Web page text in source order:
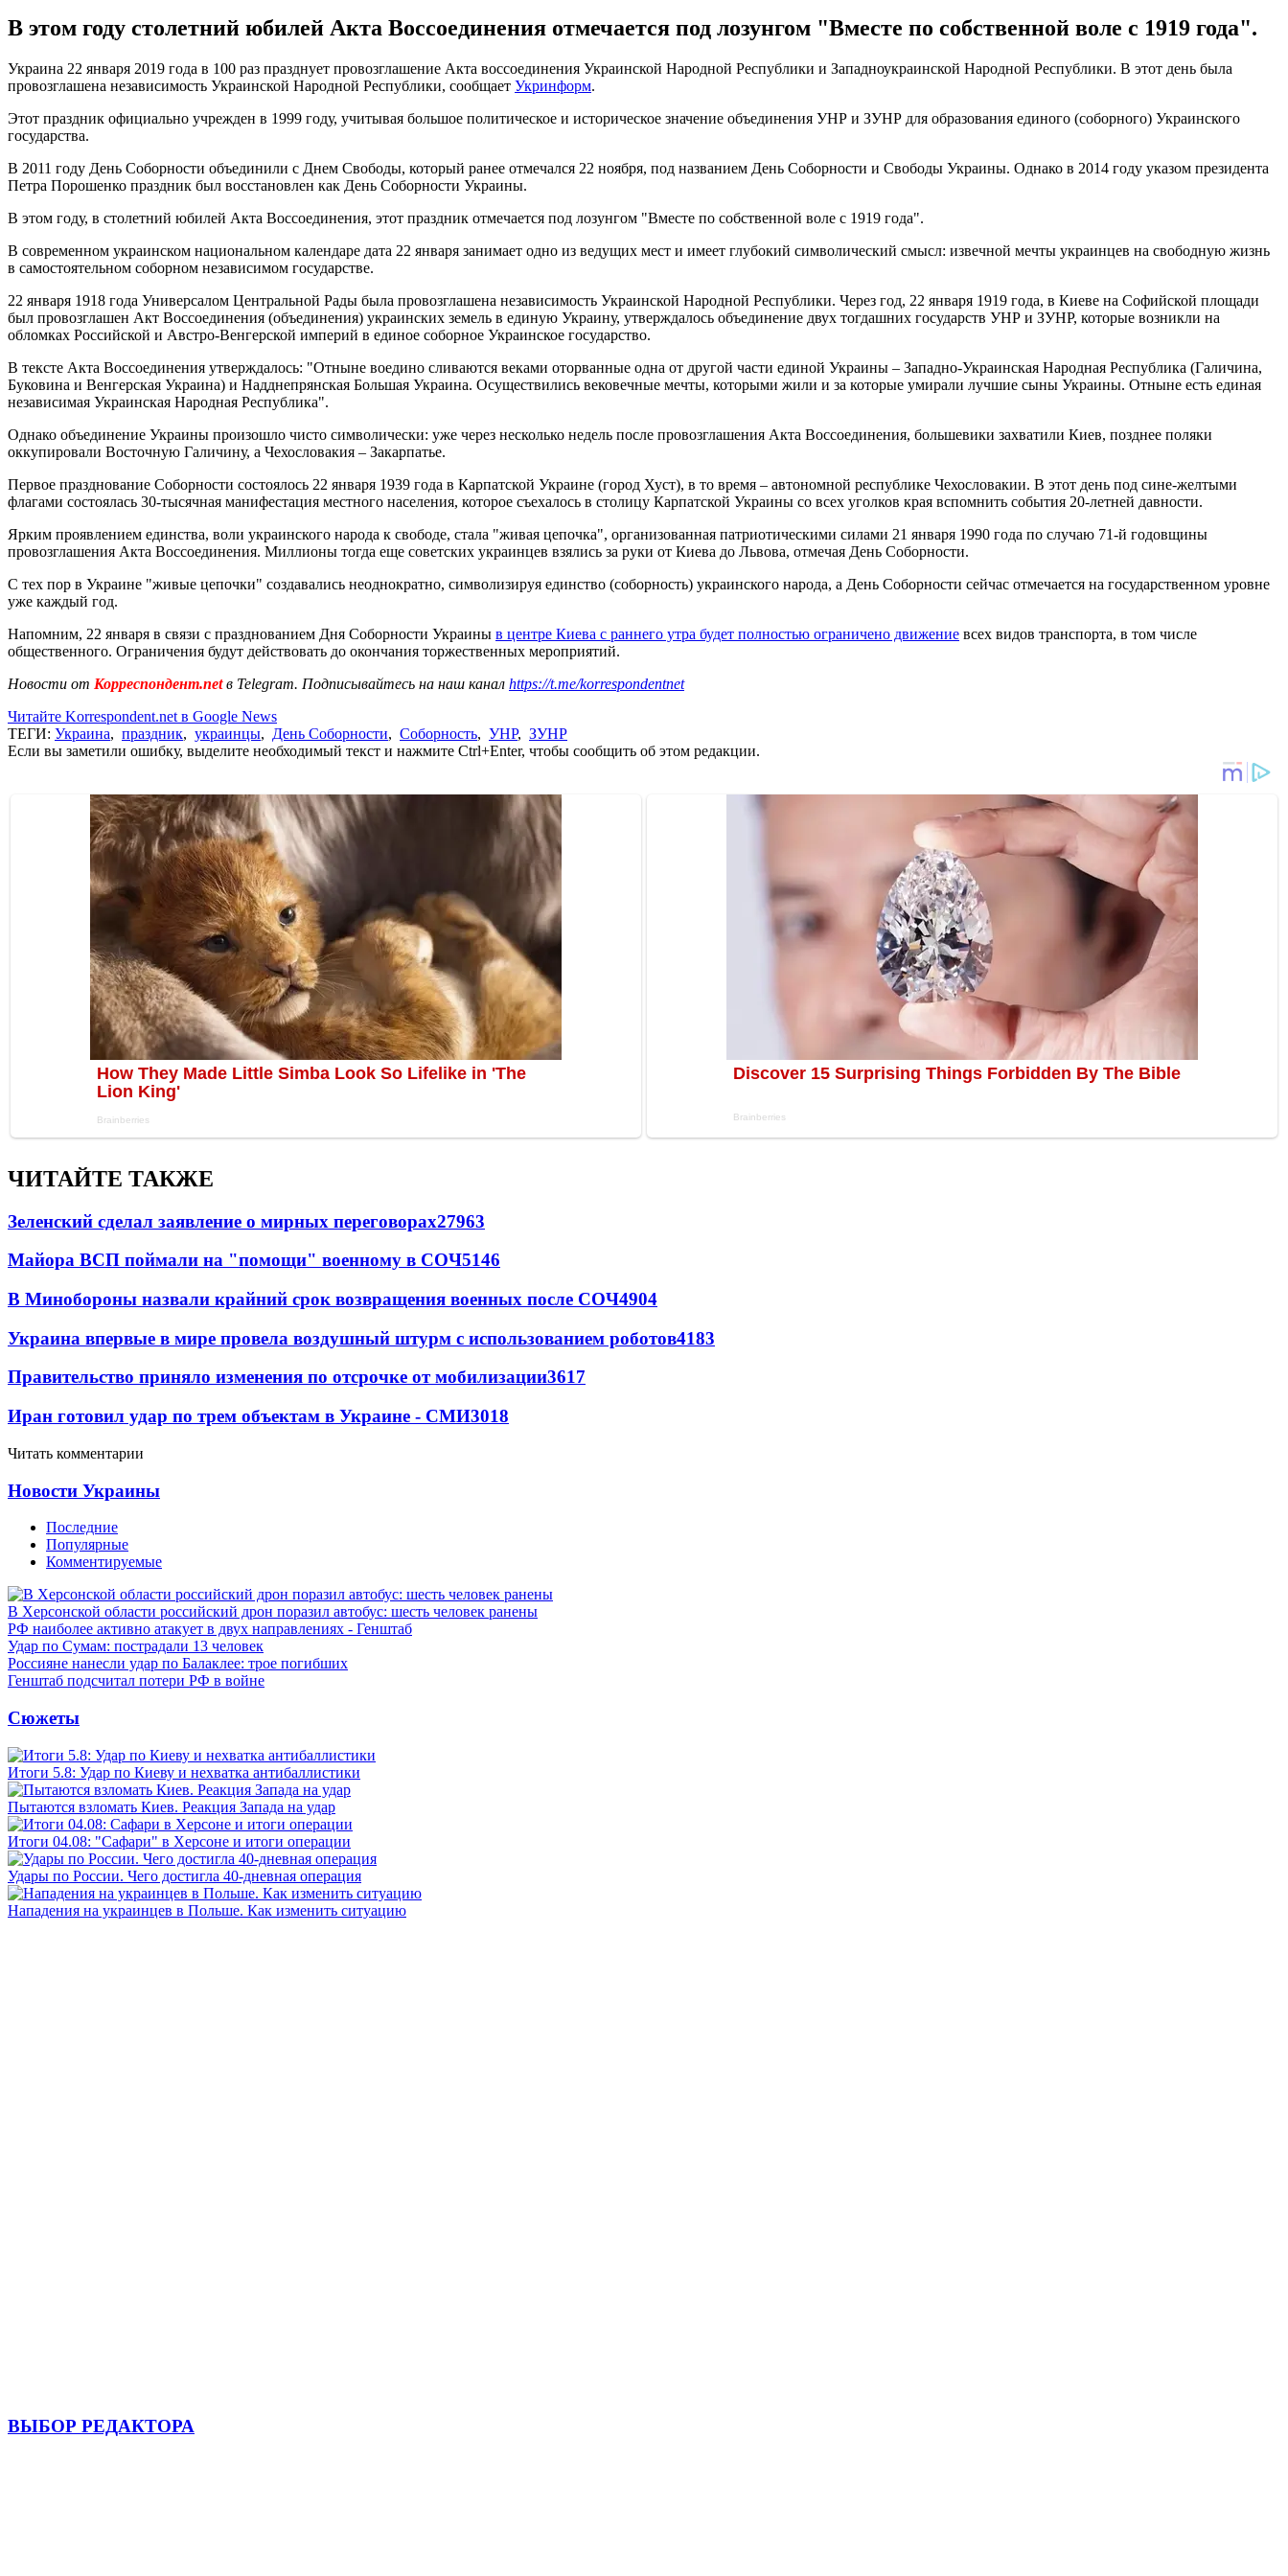
В этом году столетний юбилей Акта Воссоединения отмечается под лозунгом "Вместе по собственной воле с 1919 года".
Украина 22 января 2019 года в 100 раз празднует провозглашение Акта воссоединения Украинской Народной Республики и Западноукраинской Народной Республики. В этот день была
провозглашена независимость Украинской Народной Республики, сообщает Укринформ.
Этот праздник официально учрежден в 1999 году, учитывая большое политическое и историческое значение объединения УНР и ЗУНР для образования единого (соборного) Украинского
государства.
В 2011 году День Соборности объединили с Днем Свободы, который ранее отмечался 22 ноября, под названием День Соборности и Свободы Украины. Однако в 2014 году указом президента
Петра Порошенко праздник был восстановлен как День Соборности Украины.
В этом году, в столетний юбилей Акта Воссоединения, этот праздник отмечается под лозунгом "Вместе по собственной воле с 1919 года".
В современном украинском национальном календаре дата 22 января занимает одно из ведущих мест и имеет глубокий символический смысл: извечной мечты украинцев на свободную жизнь
в самостоятельном соборном независимом государстве.
22 января 1918 года Универсалом Центральной Рады была провозглашена независимость Украинской Народной Республики. Через год, 22 января 1919 года, в Киеве на Софийской площади
был провозглашен Акт Воссоединения (объединения) украинских земель в единую Украину, утверждалось объединение двух тогдашних государств УНР и ЗУНР, которые возникли на
обломках Российской и Австро-Венгерской империй в единое соборное Украинское государство.
В тексте Акта Воссоединения утверждалось: "Отныне воедино сливаются веками оторванные одна от другой части единой Украины – Западно-Украинская Народная Республика (Галичина,
Буковина и Венгерская Украина) и Надднепрянская Большая Украина. Осуществились вековечные мечты, которыми жили и за которые умирали лучшие сыны Украины. Отныне есть единая
независимая Украинская Народная Республика".
Однако объединение Украины произошло чисто символически: уже через несколько недель после провозглашения Акта Воссоединения, большевики захватили Киев, позднее поляки
оккупировали Восточную Галичину, а Чехословакия – Закарпатье.
Первое празднование Соборности состоялось 22 января 1939 года в Карпатской Украине (город Хуст), в то время – автономной республике Чехословакии. В этот день под сине-желтыми
флагами состоялась 30-тысячная манифестация местного населения, которое съехалось в столицу Карпатской Украины со всех уголков края вспомнить события 20-летней давности.
Ярким проявлением единства, воли украинского народа к свободе, стала "живая цепочка", организованная патриотическими силами 21 января 1990 года по случаю 71-й годовщины
провозглашения Акта Воссоединения. Миллионы тогда еще советских украинцев взялись за руки от Киева до Львова, отмечая День Соборности.
С тех пор в Украине "живые цепочки" создавались неоднократно, символизируя единство (соборность) украинского народа, а День Соборности сейчас отмечается на государственном уровне
уже каждый год.
Напомним, 22 января в связи с празднованием Дня Соборности Украины в центре Киева с раннего утра будет полностью ограничено движение всех видов транспорта, в том числе
общественного. Ограничения будут действовать до окончания торжественных мероприятий.
Новости от Корреспондент.netв Telegram. Подписывайтесь на наш канал https://t.me/korrespondentnet
Читайте Korrespondent.net в Google News
ТЕГИ: Украина, праздник, украинцы, День Соборности, Соборность, УНР, ЗУНР
Если вы заметили ошибку, выделите необходимый текст и нажмите Ctrl+Enter, чтобы сообщить об этом редакции.
ЧИТАЙТЕ ТАКЖЕ
Зеленский сделал заявление о мирных переговорах27963
Майора ВСП поймали на "помощи" военному в СОЧ5146
В Минобороны назвали крайний срок возвращения военных после СОЧ4904
Украина впервые в мире провела воздушный штурм с использованием роботов4183
Правительство приняло изменения по отсрочке от мобилизации3617
Иран готовил удар по трем объектам в Украине - СМИ3018
Читать комментарии
Новости Украины
Последние
Популярные
Комментируемые
В Херсонской области российский дрон поразил автобус: шесть человек ранены
РФ наиболее активно атакует в двух направлениях - Генштаб
Удар по Сумам: пострадали 13 человек
Россияне нанесли удар по Балаклее: трое погибших
Генштаб подсчитал потери РФ в войне
Сюжеты
Итоги 5.8: Удар по Киеву и нехватка антибаллистики
Пытаются взломать Киев. Реакция Запада на удар
Итоги 04.08: "Сафари" в Херсоне и итоги операции
Удары по России. Чего достигла 40-дневная операция
Нападения на украинцев в Польше. Как изменить ситуацию
ВЫБОР РЕДАКТОРА